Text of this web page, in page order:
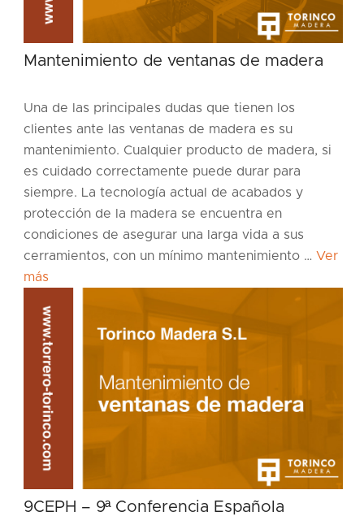
Mantenimiento de ventanas de madera
Una de las principales dudas que tienen los
clientes ante las ventanas de madera es su
mantenimiento. Cualquier producto de madera, si
es cuidado correctamente puede durar para
siempre. La tecnología actual de acabados y
protección de la madera se encuentra en
condiciones de asegurar una larga vida a sus
cerramientos, con un mínimo mantenimiento … Ver
más
9CEPH – 9ª Conferencia Española